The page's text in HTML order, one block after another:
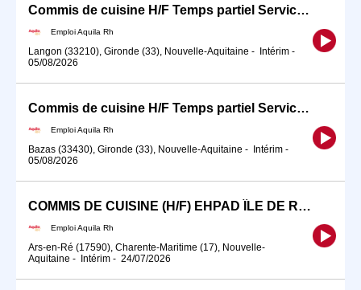
Commis de cuisine H/F Temps partiel Service du soir
Emploi Aquila Rh
Langon (33210), Gironde (33), Nouvelle-Aquitaine - Intérim -
05/08/2026
Commis de cuisine H/F Temps partiel Service du soir
Emploi Aquila Rh
Bazas (33430), Gironde (33), Nouvelle-Aquitaine - Intérim -
05/08/2026
COMMIS DE CUISINE (H/F) EHPAD ÎLE DE RÉ (ARS-EN-RÉ)
Emploi Aquila Rh
Ars-en-Ré (17590), Charente-Maritime (17), Nouvelle-
Aquitaine - Intérim - 24/07/2026